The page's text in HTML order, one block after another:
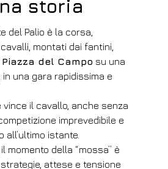
2
0
Prenota
prenotazione
storia
del Palio è la corsa,
montati dai fantini,
del Campo su una
una gara rapidissima e
il cavallo, anche senza
imprevedibile e
all’ultimo istante.
momento della “mossa” è
attese e tensione